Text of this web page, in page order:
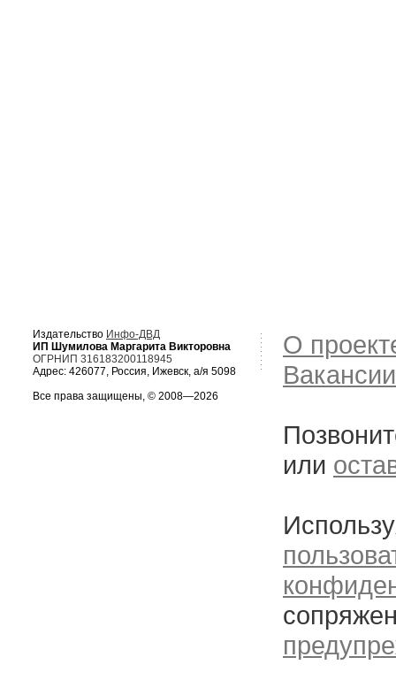
Издательство Инфо-ДВД
ИП Шумилова Маргарита Викторовна
ОГРНИП 316183200118945
Адрес: 426077, Россия, Ижевск, а/я 5098
Все права защищены, © 2008—2026
О
Вакансии
или